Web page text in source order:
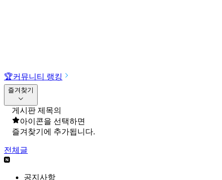
🏆커뮤니티 랭킹
즐겨찾기
게시판 제목의
아이콘을 선택하면
즐겨찾기에 추가됩니다.
전체글
공지사항